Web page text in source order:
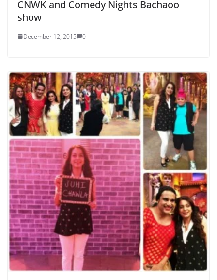
CNWK and Comedy Nights Bachaoo
show
December 12, 2015 0